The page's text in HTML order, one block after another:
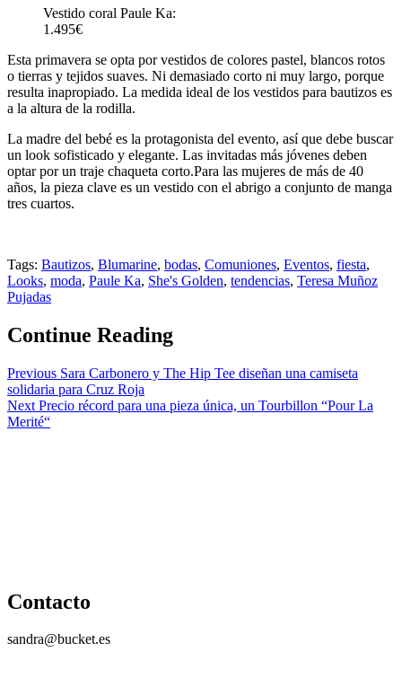
Vestido coral Paule Ka:
1.495€
Esta primavera se opta por vestidos de colores pastel, blancos rotos
o tierras y tejidos suaves. Ni demasiado corto ni muy largo, porque
resulta inapropiado. La medida ideal de los vestidos para bautizos es
a la altura de la rodilla.
La madre del bebé es la protagonista del evento, así que debe buscar
un look sofisticado y elegante. Las invitadas más jóvenes deben
optar por un traje chaqueta corto.Para las mujeres de más de 40
años, la pieza clave es un vestido con el abrigo a conjunto de manga
tres cuartos.
Tags: Bautizos, Blumarine, bodas, Comuniones, Eventos, fiesta,
Looks, moda, Paule Ka, She's Golden, tendencias, Teresa Muñoz
Pujadas
Continue Reading
Previous Sara Carbonero y The Hip Tee diseñan una camiseta
solidaria para Cruz Roja
Next Precio récord para una pieza única, un Tourbillon “Pour La
Merité“
Contacto
sandra@bucket.es